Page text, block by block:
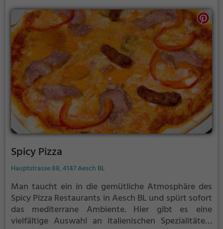
Spicy Pizza
Hauptstrasse 88, 4147 Aesch BL
Man taucht ein in die gemütliche Atmosphäre des
Spicy Pizza Restaurants in Aesch BL und spürt sofort
das mediterrane Ambiente. Hier gibt es eine
vielfältige Auswahl an italienischen Spezialitäten,